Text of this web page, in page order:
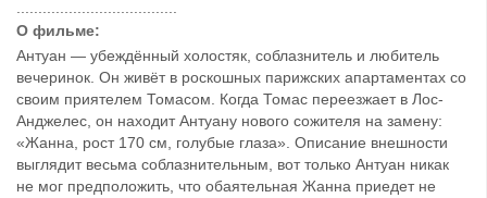
О фильме:
Антуан — убеждённый холостяк, соблазнитель и любитель
вечеринок. Он живёт в роскошных парижских апартаментах со
своим приятелем Томасом. Когда Томас переезжает в Лос-
Анджелес, он находит Антуану нового сожителя на замену:
«Жанна, рост 170 см, голубые глаза». Описание внешности
выглядит весьма соблазнительным, вот только Антуан никак
не мог предположить, что обаятельная Жанна приедет не